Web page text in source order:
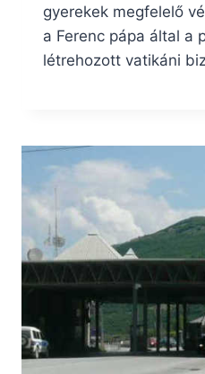
gyerekek megfelelő
a Ferenc pápa által a
létrehozott vatikáni